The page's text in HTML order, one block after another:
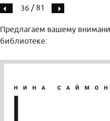
36 / 81
Предлагаем вашему
библиотеке: